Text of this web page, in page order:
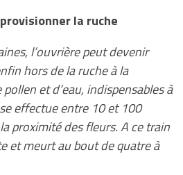
la ruche
l’ouvrière peut devenir
hors de la ruche à la
et d’eau, indispensables à
effectue entre 10 et 100
proximité des fleurs. A ce train
et meurt au bout de quatre à